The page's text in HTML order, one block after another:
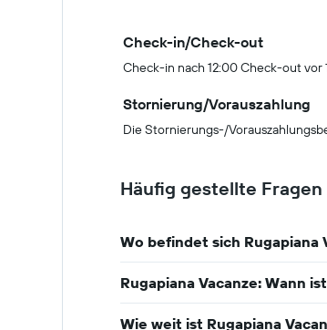
Check-in/Check-out
Check-in nach 12:00 Check-out vor
Stornierung/Vorauszahlung
Die Stornierungs-/
Häufig gestellte Fragen
Wo befindet sich Rugapiana
Rugapiana Vacanze: Wann
Wie weit ist Rugapiana